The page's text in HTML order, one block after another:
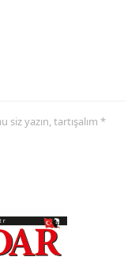
yazın, tartışalım *